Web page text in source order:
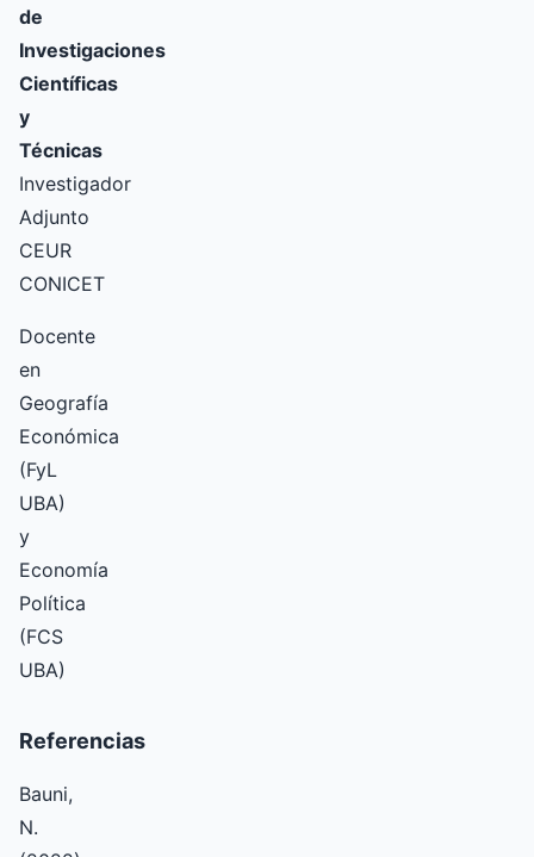
de
Investigaciones
Científicas
y
Técnicas
Investigador
Adjunto
CEUR
CONICET
Docente
en
Geografía
Económica
(FyL
UBA)
y
Economía
Política
(FCS
UBA)
Referencias
Bauni,
N.